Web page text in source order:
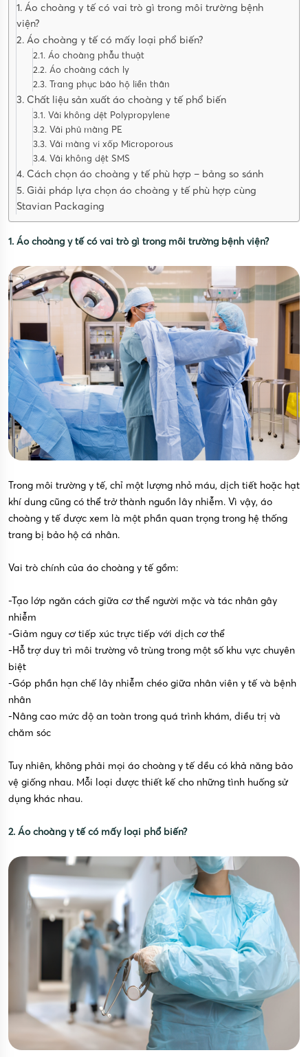
1. Áo choàng y tế có vai trò gì trong môi trường bệnh
viện?
2. Áo choàng y tế có mấy loại phổ biến?
2.1. Áo choàng phẫu thuật
2.2. Áo choàng cách ly
2.3. Trang phục bảo hộ liền thân
3. Chất liệu sản xuất áo choàng y tế phổ biến
3.1. Vải không dệt Polypropylene
3.2. Vải phủ màng PE
3.3. Vải màng vi xốp Microporous
3.4. Vải không dệt SMS
4. Cách chọn áo choàng y tế phù hợp – bảng so sánh
5. Giải pháp lựa chọn áo choàng y tế phù hợp cùng
Stavian Packaging
1. Áo choàng y tế có vai trò gì trong môi trường bệnh viện?
Trong môi trường y tế, chỉ một lượng nhỏ máu, dịch tiết hoặc hạt
khí dung cũng có thể trở thành nguồn lây nhiễm. Vì vậy, áo
choàng y tế được xem là một phần quan trọng trong hệ thống
trang bị bảo hộ cá nhân.
Vai trò chính của áo choàng y tế gồm:
-Tạo lớp ngăn cách giữa cơ thể người mặc và tác nhân gây
nhiễm
-Giảm nguy cơ tiếp xúc trực tiếp với dịch cơ thể
-Hỗ trợ duy trì môi trường vô trùng trong một số khu vực chuyên
biệt
-Góp phần hạn chế lây nhiễm chéo giữa nhân viên y tế và bệnh
nhân
-Nâng cao mức độ an toàn trong quá trình khám, điều trị và
chăm sóc
Tuy nhiên, không phải mọi áo choàng y tế đều có khả năng bảo
vệ giống nhau. Mỗi loại được thiết kế cho những tình huống sử
dụng khác nhau.
2. Áo choàng y tế có mấy loại phổ biến?